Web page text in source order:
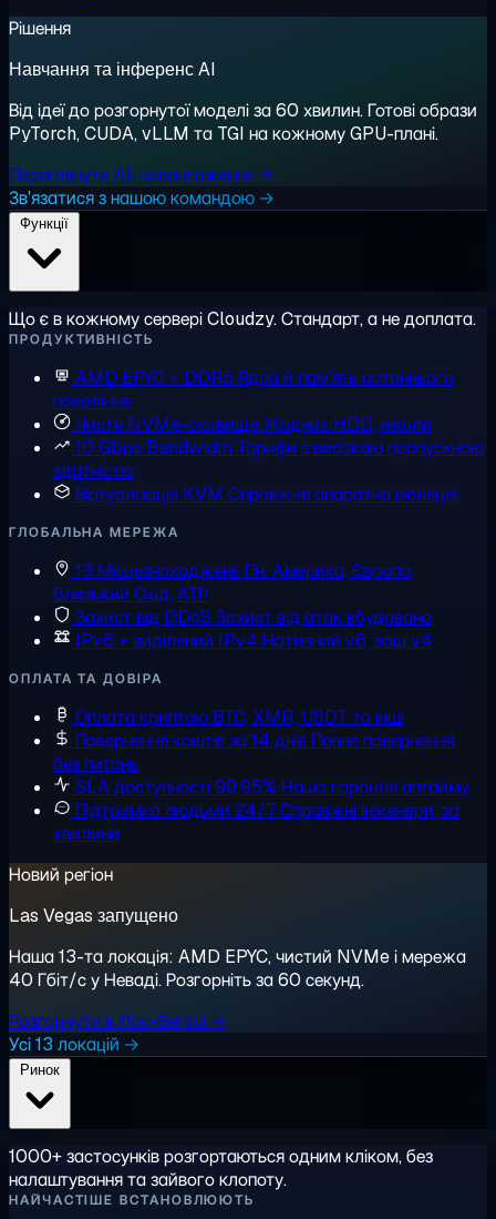
Рішення
Навчання та інференс AI
Від ідеї до розгорнутої моделі за 60 хвилин. Готові образи
PyTorch, CUDA, vLLM та TGI на кожному GPU-плані.
Переглянути AI-навантаження →
Зв'язатися з нашою командою →
Що є в кожному сервері Cloudzy. Стандарт, а не доплата.
ПРОДУКТИВНІСТЬ
AMD EPYC + DDR5 Ядра й пам'ять останнього
покоління
Чисте NVMe-сховищеЖодних HDD, ніколи
10 Gbps Bandwidth Тарифи з високою пропускною
здатністю
Віртуалізація KVM Справжня апаратна ізоляція
ГЛОБАЛЬНА МЕРЕЖА
13 Місцезнаходжень Пн. Америка, Європа,
Близький Схід, АТР
Захист від DDoS Захист від атак вбудовано
IPv6 + виділений IPv4 Нативний v6, ваш v4
ОПЛАТА ТА ДОВІРА
Оплата криптою BTC, XMR, USDT та інші
Повернення коштів за 14 днів Повне повернення,
без питань
SLA доступності 99,95% Наша гарантія аптайму
Підтримка людьми 24/7Справжні інженери, за
хвилини
Новий регіон
Las Vegas запущено
Наша 13-та локація: AMD EPYC, чистий NVMe і мережа
40 Гбіт/с у Неваді. Розгорніть за 60 секунд.
Розгорнути в Лас-Вегасі →
Усі 13 локацій →
1000+ застосунків розгортаються одним кліком, без
налаштування та зайвого клопоту.
НАЙЧАСТІШЕ ВСТАНОВЛЮЮТЬ